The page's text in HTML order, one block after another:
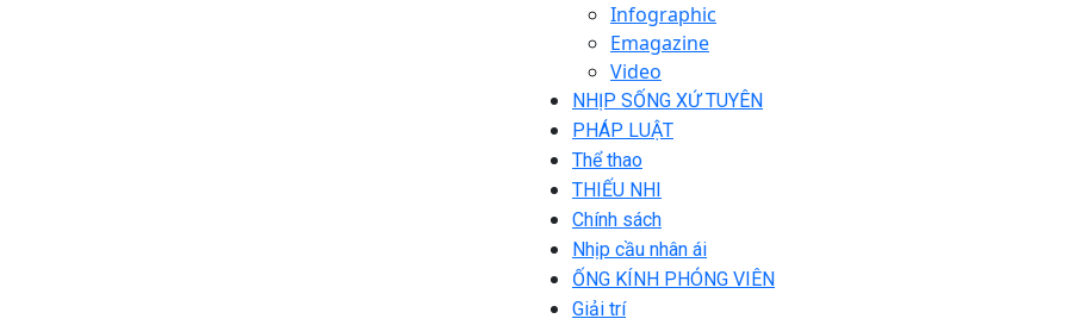
Infographic
Emagazine
Video
NHỊP SỐNG XỨ TUYÊN
PHÁP LUẬT
Thể thao
THIẾU NHI
Chính sách
Nhịp cầu nhân ái
ỐNG KÍNH PHÓNG VIÊN
Giải trí